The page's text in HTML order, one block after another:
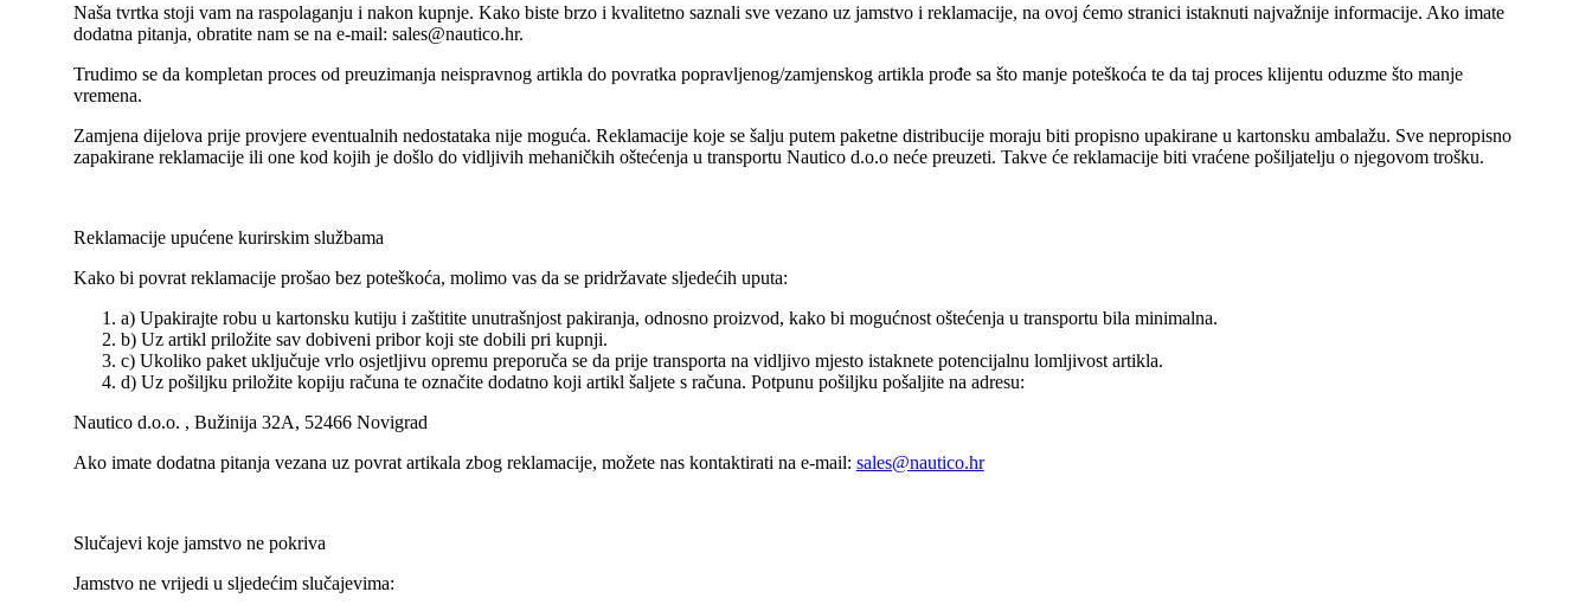
Naša tvrtka stoji vam na raspolaganju i nakon kupnje. Kako biste brzo i kvalitetno saznali sve vezano uz jamstvo i reklamacije, na ovoj ćemo stranici istaknuti najvažnije informacije. Ako imate
dodatna pitanja, obratite nam se na e-mail: sales@nautico.hr.
Trudimo se da kompletan proces od preuzimanja neispravnog artikla do povratka popravljenog/zamjenskog artikla prođe sa što manje poteškoća te da taj proces klijentu oduzme što manje
vremena.
Zamjena dijelova prije provjere eventualnih nedostataka nije moguća. Reklamacije koje se šalju putem paketne distribucije moraju biti propisno upakirane u kartonsku ambalažu. Sve nepropisno
zapakirane reklamacije ili one kod kojih je došlo do vidljivih mehaničkih oštećenja u transportu Nautico d.o.o neće preuzeti. Takve će reklamacije biti vraćene pošiljatelju o njegovom trošku.
Reklamacije upućene kurirskim službama
Kako bi povrat reklamacije prošao bez poteškoća, molimo vas da se pridržavate sljedećih uputa:
a) Upakirajte robu u kartonsku kutiju i zaštitite unutrašnjost pakiranja, odnosno proizvod, kako bi mogućnost oštećenja u transportu bila minimalna.
b) Uz artikl priložite sav dobiveni pribor koji ste dobili pri kupnji.
c) Ukoliko paket uključuje vrlo osjetljivu opremu preporuča se da prije transporta na vidljivo mjesto istaknete potencijalnu lomljivost artikla.
d) Uz pošiljku priložite kopiju računa te označite dodatno koji artikl šaljete s računa. Potpunu pošiljku pošaljite na adresu:
Nautico d.o.o. , Bužinija 32A, 52466 Novigrad
Ako imate dodatna pitanja vezana uz povrat artikala zbog reklamacije, možete nas kontaktirati na e-mail: sales@nautico.hr
Slučajevi koje jamstvo ne pokriva
Jamstvo ne vrijedi u sljedećim slučajevima: